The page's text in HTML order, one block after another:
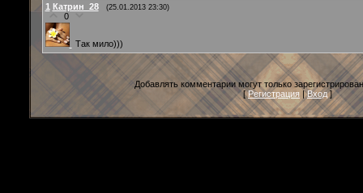
1 Катрин_28 (25.01.2013 23:30)
0
Так мило)))
Добавлять комментарии могут только
[Регистрация |Вход]